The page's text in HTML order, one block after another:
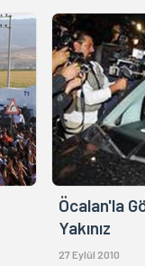
Öcalan'la
Yakınız
27 Eylül 2010